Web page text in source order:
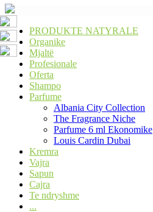
PRODUKTE NATYRALE
Organike
Mjaltë
Profesionale
Oferta
Shampo
Parfume
Albania City Collection
The Fragrance Niche
Parfume 6 ml Ekonomike
Louis Cardin Dubai
Kremra
Vajra
Sapun
Cajra
Te ndryshme
...